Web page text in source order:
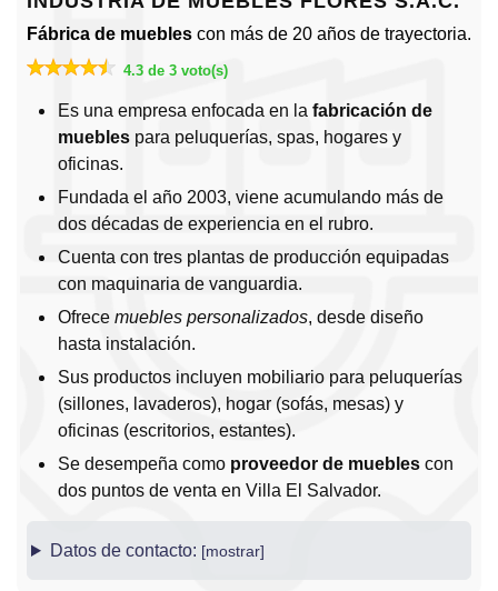
Fábrica de muebles con más de 20 años de trayectoria.
4.3 de 3 voto(s)
Es una empresa enfocada en la fabricación de
muebles para peluquerías, spas, hogares y
oficinas.
Fundada el año 2003, viene acumulando más de
dos décadas de experiencia en el rubro.
Cuenta con tres plantas de producción equipadas
con maquinaria de vanguardia.
Ofrece muebles personalizados, desde diseño
hasta instalación.
Sus productos incluyen mobiliario para peluquerías
(sillones, lavaderos), hogar (sofás, mesas) y
oficinas (escritorios, estantes).
Se desempeña como proveedor de muebles con
dos puntos de venta en Villa El Salvador.
Datos de contacto: